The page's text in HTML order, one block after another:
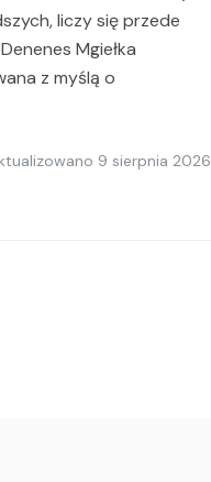
liczy się przede
Mgiełka
z myślą o
9 sierpnia 2026